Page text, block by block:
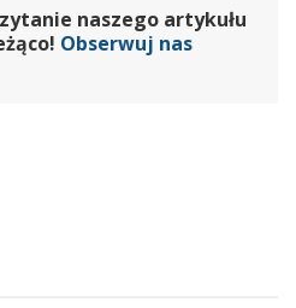
naszego artykułu
Obserwuj nas